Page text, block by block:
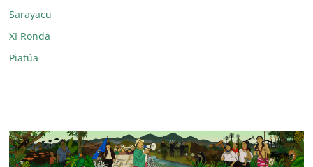
Sarayacu
XI Ronda
Piatúa